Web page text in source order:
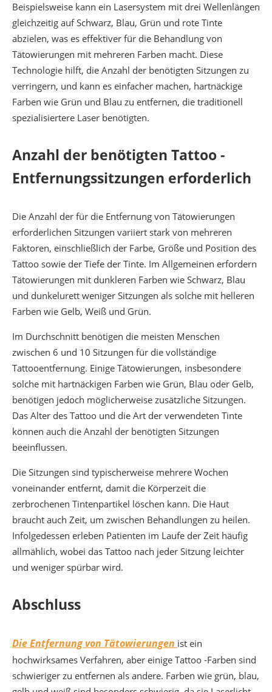
Beispielsweise kann ein Lasersystem mit drei Wellenlängen
gleichzeitig auf Schwarz, Blau, Grün und rote Tinte
abzielen, was es effektiver für die Behandlung von
Tätowierungen mit mehreren Farben macht. Diese
Technologie hilft, die Anzahl der benötigten Sitzungen zu
verringern, und kann es einfacher machen, hartnäckige
Farben wie Grün und Blau zu entfernen, die traditionell
spezialisiertere Laser benötigten.
Anzahl der benötigten Tattoo -
Entfernungssitzungen erforderlich
Die Anzahl der für die Entfernung von Tätowierungen
erforderlichen Sitzungen variiert stark von mehreren
Faktoren, einschließlich der Farbe, Größe und Position des
Tattoo sowie der Tiefe der Tinte. Im Allgemeinen erfordern
Tätowierungen mit dunkleren Farben wie Schwarz, Blau
und dunkelurett weniger Sitzungen als solche mit helleren
Farben wie Gelb, Weiß und Grün.
Im Durchschnitt benötigen die meisten Menschen
zwischen 6 und 10 Sitzungen für die vollständige
Tattooentfernung. Einige Tätowierungen, insbesondere
solche mit hartnäckigen Farben wie Grün, Blau oder Gelb,
benötigen jedoch möglicherweise zusätzliche Sitzungen.
Das Alter des Tattoo und die Art der verwendeten Tinte
können auch die Anzahl der benötigten Sitzungen
beeinflussen.
Die Sitzungen sind typischerweise mehrere Wochen
voneinander entfernt, damit die Körperzeit die
zerbrochenen Tintenpartikel löschen kann. Die Haut
braucht auch Zeit, um zwischen Behandlungen zu heilen.
Infolgedessen erleben Patienten im Laufe der Zeit häufig
allmählich, wobei das Tattoo nach jeder Sitzung leichter
und weniger spürbar wird.
Abschluss
Die Entfernung von Tätowierungen ist ein
hochwirksames Verfahren, aber einige Tattoo -Farben sind
schwieriger zu entfernen als andere. Farben wie grün, blau,